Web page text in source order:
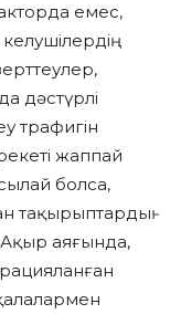
емес,
дәстүрлі
трафигін
жаппай
болса,
тақырыптардың
Ақыр аяғында,